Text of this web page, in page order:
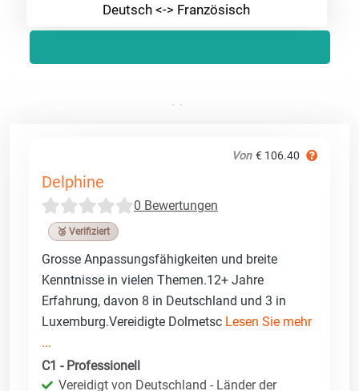
Deutsch <-> Französisch
Von € 106.40
Delphine
0 Bewertungen
🥉 Verifiziert
Grosse Anpassungsfähigkeiten und breite
Kenntnisse in vielen Themen.12+ Jahre
Erfahrung, davon 8 in Deutschland und 3 in
Luxemburg.Vereidigte Dolmetsc Lesen Sie mehr
...
C1 - Professionell
Vereidigt von Deutschland - Länder der